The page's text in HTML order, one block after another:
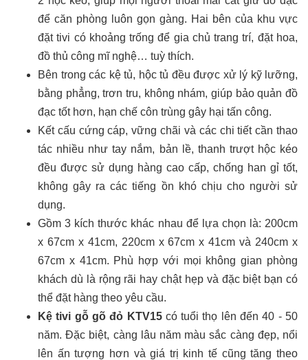
để căn phòng luôn gọn gàng. Hai bên của khu vực
đặt tivi có khoảng trống để gia chủ trang trí, đặt hoa,
đồ thủ công mĩ nghệ… tuỳ thích.
Bên trong các kệ tủ, hộc tủ đều được xử lý kỹ lưỡng,
bằng phẳng, trơn tru, không nhám, giúp bảo quản đồ
đạc tốt hơn, hạn chế côn trùng gây hại tấn công.
Kết cấu cứng cáp, vững chãi và các chi tiết cần thao
tác nhiều như tay nắm, bản lề, thanh trượt hộc kéo
đều được sử dụng hàng cao cấp, chống han gỉ tốt,
không gây ra các tiếng ồn khó chịu cho người sử
dụng.
Gồm 3 kích thước khác nhau để lựa chọn là: 200cm
x 67cm x 41cm, 220cm x 67cm x 41cm và 240cm x
67cm x 41cm. Phù hợp với mọi không gian phòng
khách dù là rộng rãi hay chật hẹp và đặc biệt bạn có
thể đặt hàng theo yêu cầu.
Kệ tivi gỗ gõ đỏ KTV15có tuổi thọ lên đến 40 - 50
năm. Đặc biệt, càng lâu năm màu sắc càng đẹp, nổi
lên ấn tượng hơn và giá trị kinh tế cũng tăng theo